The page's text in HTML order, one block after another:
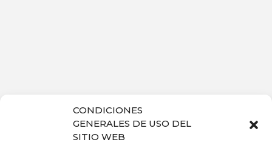
CONDICIONES
GENERALES DE USO DEL
SITIO WEB